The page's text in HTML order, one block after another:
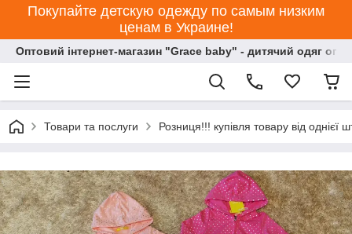
Покупайте детскую одежду по самым низким
ценам в Украине!
Оптовий інтернет-магазин "Grace baby" - дитячий одяг
Товари та послуги Розниця!!! купівля товару від однієї